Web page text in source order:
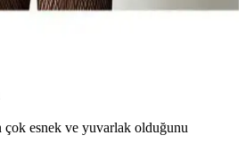
siyah desenli vücut çorabı arasındaki
çok esnek ve yuvarlak olduğunu